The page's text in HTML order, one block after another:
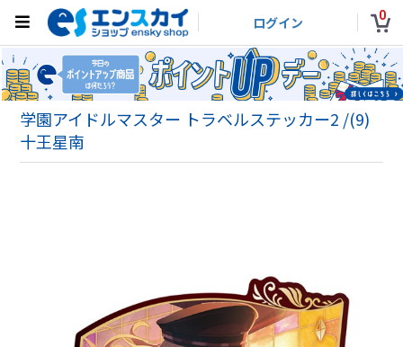
ログイン 0
学園アイドルマスター トラベルステッカー2 /(9)
十王星南